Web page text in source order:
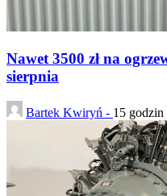
Nawet 3500 zł na
sierpnia
Bartek Kwiryń - 15 godzin